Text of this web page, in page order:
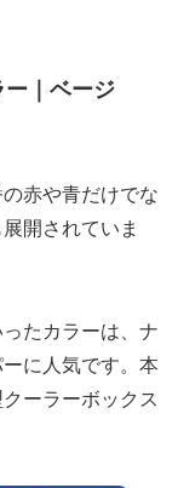
｜ベージ
赤や青だけでな
開されていま
たカラーは、ナ
に人気です。本
ーラーボックス